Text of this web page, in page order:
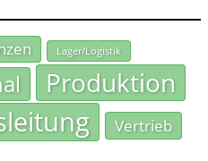
Lager/Logistik
Produktion
Vertrieb